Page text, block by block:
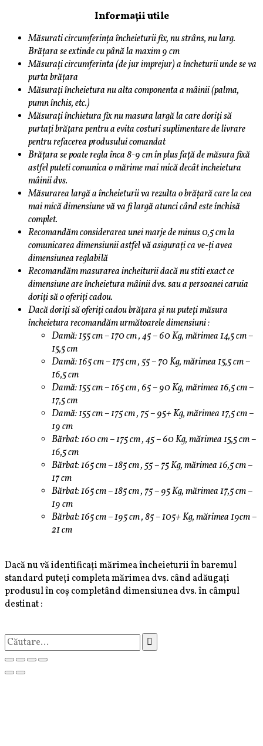
Informații utile
Măsurati circumferința încheieturii fix, nu strâns, nu larg.
Brățara se extinde cu până la maxim 9 cm
Măsurați circumferinta (de jur imprejur) a încheturii unde se va
purta brățara
Măsurați încheietura nu alta componenta a mâinii (palma,
pumn închis, etc.)
Măsurați închietura fix nu masura largă la care doriți să
purtați brățara pentru a evita costuri suplimentare de livrare
pentru refacerea produsului comandat
Brățara se poate regla înca 8-9 cm în plus față de măsura fixă
astfel puteti comunica o mărime mai mică decât incheietura
mâinii dvs.
Măsurarea largă a încheieturii va rezulta o brățară care la cea
mai mică dimensiune vă va fi largă atunci când este închisă
complet.
Recomandăm considerarea unei marje de minus 0,5 cm la
comunicarea dimensiunii astfel vă asigurați ca ve-ți avea
dimensiunea reglabilă
Recomandăm masurarea incheiturii dacă nu stiti exact ce
dimensiune are încheietura mâinii dvs. sau a persoanei caruia
doriți să o oferiți cadou.
Dacă doriți să oferiți cadou brățara și nu puteți măsura
încheietura recomandăm următoarele dimensiuni :
Damă: 155 cm – 170 cm , 45 – 60 Kg, mărimea 14,5 cm –
15,5 cm
Damă: 165 cm – 175 cm , 55 – 70 Kg, mărimea 15,5 cm –
16,5 cm
Damă: 155 cm – 165 cm , 65 – 90 Kg, mărimea 16,5 cm –
17,5 cm
Damă: 155 cm – 175 cm , 75 – 95+ Kg, mărimea 17,5 cm –
19 cm
Bărbat: 160 cm – 175 cm , 45 – 60 Kg, mărimea 15,5 cm –
16,5 cm
Bărbat: 165 cm – 185 cm , 55 – 75 Kg, mărimea 16,5 cm –
17 cm
Bărbat: 165 cm – 185 cm , 75 – 95 Kg, mărimea 17,5 cm –
19 cm
Bărbat: 165 cm – 195 cm , 85 – 105+ Kg, mărimea 19cm –
21 cm
Dacă nu vă identificați mărimea încheieturii în baremul
standard puteți completa mărimea dvs. când adăugați
produsul în coș completând dimensiunea dvs. în câmpul
destinat :
Caută
după: